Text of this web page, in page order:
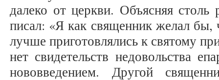
далеко от церкви. Объясняя столь
писал: «Я как священник желал
лучше приготовлялись к святому
нет свидетельств недовольства
нововведением. Другой